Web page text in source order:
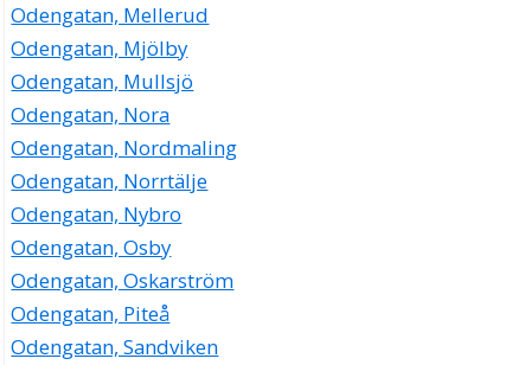
Odengatan, Mellerud
Odengatan, Mjölby
Odengatan, Mullsjö
Odengatan, Nora
Odengatan, Nordmaling
Odengatan, Norrtälje
Odengatan, Nybro
Odengatan, Osby
Odengatan, Oskarström
Odengatan, Piteå
Odengatan, Sandviken